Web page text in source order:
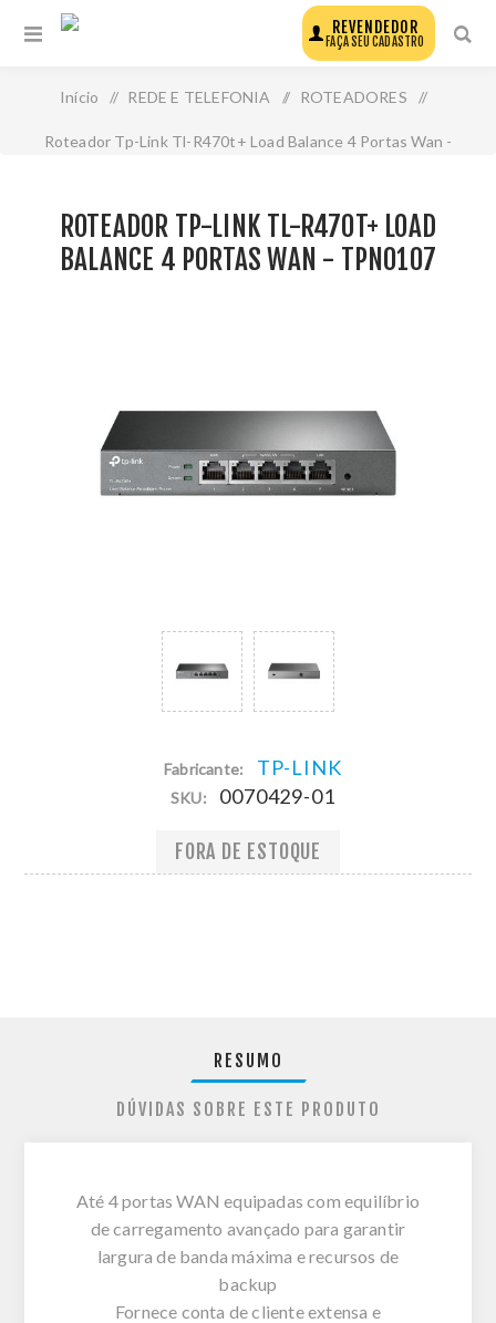
REVENDEDOR
FAÇA SEU CADASTRO
Início / REDE E TELEFONIA / ROTEADORES /
Roteador Tp-Link Tl-R470t+ Load Balance 4 Portas Wan -
ROTEADOR TP-LINK TL-R470T+ LOAD
BALANCE 4 PORTAS WAN - TPN0107
Fabricante: TP-LINK
SKU: 0070429-01
FORA DE ESTOQUE
RESUMO
DÚVIDAS SOBRE ESTE PRODUTO
Até 4 portas WAN equipadas com equilíbrio
de carregamento avançado para garantir
largura de banda máxima e recursos de
backup
Fornece conta de cliente extensa e